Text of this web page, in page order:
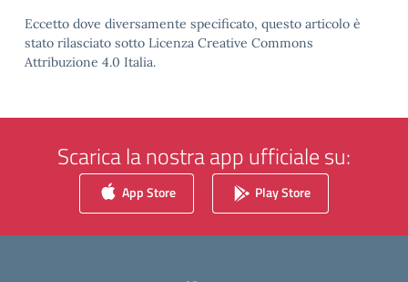
Eccetto dove diversamente specificato, questo articolo è
stato rilasciato sotto Licenza Creative Commons
Attribuzione 4.0 Italia.
Scarica la nostra app ufficiale su:
App Store Play Store